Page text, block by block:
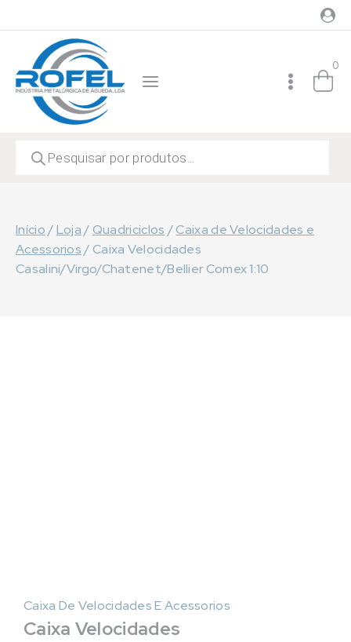
to
content
0
search
Início/Loja /Quadriciclos /Caixa de Velocidades e
Acessorios /Caixa Velocidades
Casalini/Virgo/Chatenet/Bellier Comex 1:10
Caixa De Velocidades E Acessorios
Caixa Velocidades